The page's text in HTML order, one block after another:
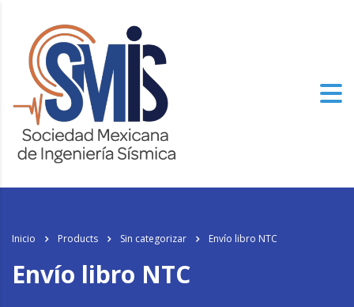
Inicio Products Sin categorizar Envío libro NTC
Envío libro NTC